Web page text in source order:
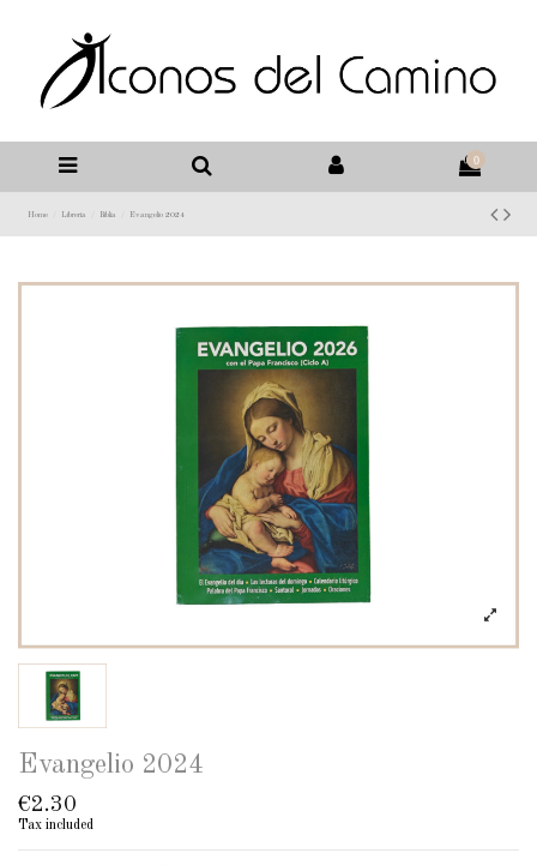
0
Home Libreria Biblia Evangelio 2024
Evangelio 2024
€2.30
Tax included